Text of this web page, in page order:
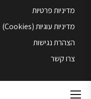
מדיניות פרטיות
מדיניות עוגיות (Cookies)
הצהרת נגישות
צרו קשר